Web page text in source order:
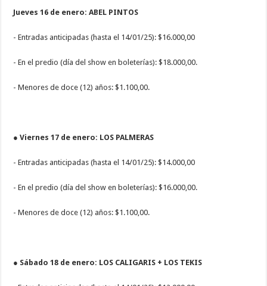
Jueves 16 de enero: ABEL PINTOS
- Entradas anticipadas (hasta el 14/01/25): $16.000,00
- En el predio (día del show en boleterías): $18.000,00.
- Menores de doce (12) años: $1.100,00.
● Viernes 17 de enero: LOS PALMERAS
- Entradas anticipadas (hasta el 14/01/25): $14.000,00
- En el predio (día del show en boleterías): $16.000,00.
- Menores de doce (12) años: $1.100,00.
● Sábado 18 de enero: LOS CALIGARIS + LOS TEKIS